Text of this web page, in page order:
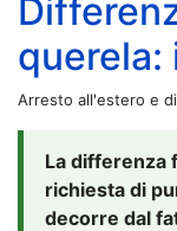
querela:
Arresto all'estero e
La differenza
richiesta di
decorre dal